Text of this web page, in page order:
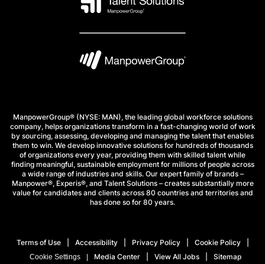
ManpowerGroup® (NYSE: MAN), the leading global workforce solutions
company, helps organizations transform in a fast-changing world of work
by sourcing, assessing, developing and managing the talent that enables
them to win. We develop innovative solutions for hundreds of thousands
of organizations every year, providing them with skilled talent while
finding meaningful, sustainable employment for millions of people across
a wide range of industries and skills. Our expert family of brands –
Manpower®, Experis®, and Talent Solutions – creates substantially more
value for candidates and clients across 80 countries and territories and
has done so for 80 years.
Terms of Use Accessibility Privacy Policy Cookie Policy
Cookie Settings Media Center View All Jobs Sitemap